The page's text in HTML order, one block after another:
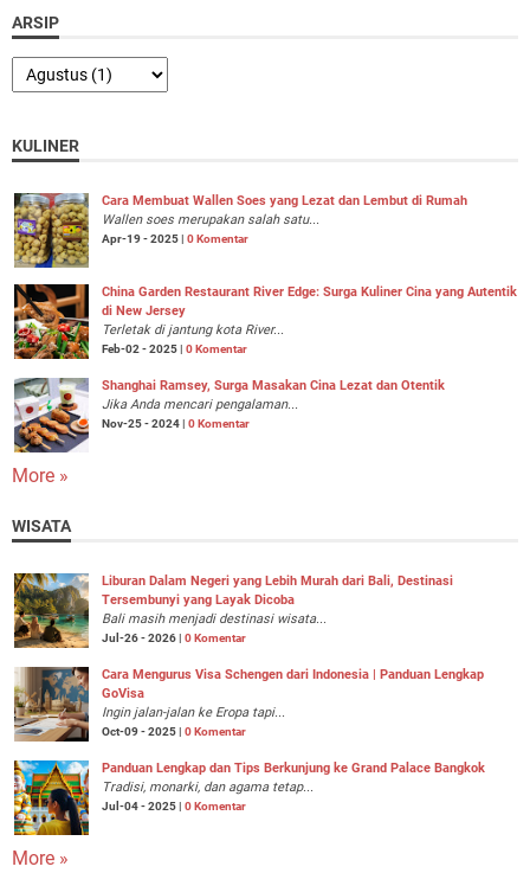
ARSIP
KULINER
Cara Membuat Wallen Soes yang Lezat dan Lembut di Rumah
Wallen soes merupakan salah satu...
Apr-19 - 2025 | 0 Komentar
China Garden Restaurant River Edge: Surga Kuliner Cina yang Autentik
di New Jersey
Terletak di jantung kota River...
Feb-02 - 2025 | 0 Komentar
Shanghai Ramsey, Surga Masakan Cina Lezat dan Otentik
Jika Anda mencari pengalaman...
Nov-25 - 2024 | 0 Komentar
More »
WISATA
Liburan Dalam Negeri yang Lebih Murah dari Bali, Destinasi
Tersembunyi yang Layak Dicoba
Bali masih menjadi destinasi wisata...
Jul-26 - 2026 | 0 Komentar
Cara Mengurus Visa Schengen dari Indonesia | Panduan Lengkap
GoVisa
Ingin jalan-jalan ke Eropa tapi...
Oct-09 - 2025 | 0 Komentar
Panduan Lengkap dan Tips Berkunjung ke Grand Palace Bangkok
Tradisi, monarki, dan agama tetap...
Jul-04 - 2025 | 0 Komentar
More »